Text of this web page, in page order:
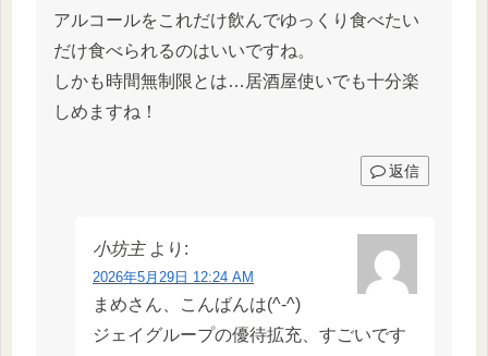
アルコールをこれだけ飲んでゆっくり食べたい
だけ食べられるのはいいですね。
しかも時間無制限とは…居酒屋使いでも十分楽
しめますね！
返信
小坊主 より:
2026年5月29日 12:24 AM
まめさん、こんばんは(^-^)
ジェイグループの優待拡充、すごいです